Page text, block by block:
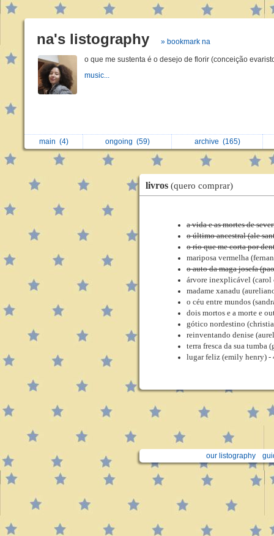
na's listography » bookmark na
o que me sustenta é o desejo de florir (conceição
music...
main (4) ongoing (59) archive (165)
livros (quero comprar)
a vida e as mortes de
o último ancestral (ale
o rio que me corta por
mariposa vermelha
o auto da maga josefa
árvore inexplicável (carol
madame xanadu
o céu entre mundos
dois mortos e a morte e
gótico nordestino
reinventando denise
terra fresca da sua tumba
lugar feliz (emily henry) -
our listography